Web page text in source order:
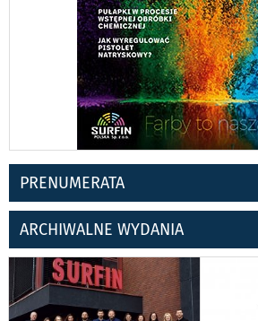
PRENUMERATA
ARCHIWALNE WYDANIA